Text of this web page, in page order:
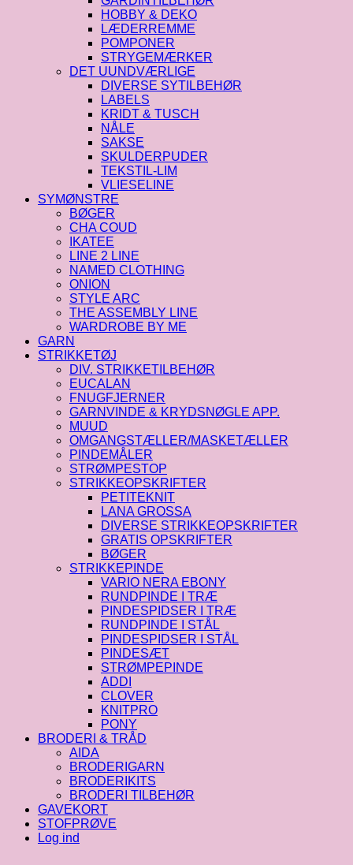
HOBBY & DEKO
LÆDERREMME
POMPONER
STRYGEMÆRKER
DET UUNDVÆRLIGE
DIVERSE SYTILBEHØR
LABELS
KRIDT & TUSCH
NÅLE
SAKSE
SKULDERPUDER
TEKSTIL-LIM
VLIESELINE
SYMØNSTRE
BØGER
CHA COUD
IKATEE
LINE 2 LINE
NAMED CLOTHING
ONION
STYLE ARC
THE ASSEMBLY LINE
WARDROBE BY ME
GARN
STRIKKETØJ
DIV. STRIKKETILBEHØR
EUCALAN
FNUGFJERNER
GARNVINDE & KRYDSNØGLE APP.
MUUD
OMGANGSTÆLLER/MASKETÆLLER
PINDEMÅLER
STRØMPESTOP
STRIKKEOPSKRIFTER
PETITEKNIT
LANA GROSSA
DIVERSE STRIKKEOPSKRIFTER
GRATIS OPSKRIFTER
BØGER
STRIKKEPINDE
VARIO NERA EBONY
RUNDPINDE I TRÆ
PINDESPIDSER I TRÆ
RUNDPINDE I STÅL
PINDESPIDSER I STÅL
PINDESÆT
STRØMPEPINDE
ADDI
CLOVER
KNITPRO
PONY
BRODERI & TRÅD
AIDA
BRODERIGARN
BRODERIKITS
BRODERI TILBEHØR
GAVEKORT
STOFPRØVE
Log ind